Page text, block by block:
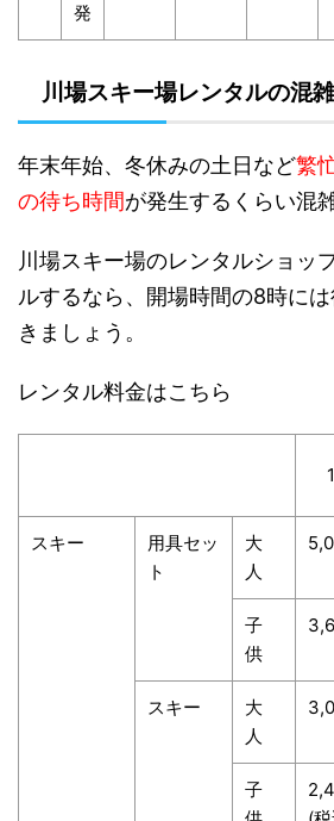
発
川場スキー場レンタルの混
年末年始、冬休みの土日など繁
の待ち時間が発生するくらい混
川場スキー場のレンタルショッ
ルするなら、開場時間の8時に
きましょう。
レンタル料金はこちら
スキー
用具セッ
ト
大
人
子
供
スキー
大
人
子